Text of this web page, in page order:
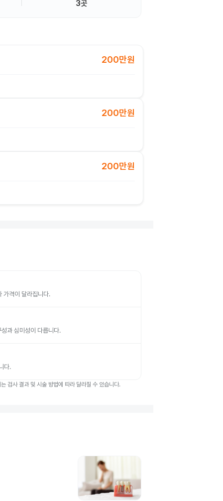
3곳
200만원
200만원
200만원
가격이 달라집니다.
과 심미성이 다릅니다.
다.
검사 결과 및 시술 방법에 따라 달라질 수 있습니다.